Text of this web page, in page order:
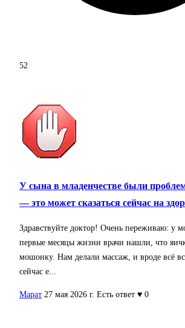
52
У сына в младенчестве были
— это может сказаться сейчас на
Здравствуйте доктор! Очень переживаю: у
первые месяцы жизни врачи нашли, что
мошонку. Нам делали массаж, и вроде всё
сейчас е...
Марат 27 мая 2026 г. Есть ответ ♥ 0